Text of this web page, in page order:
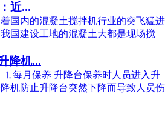
近...
国内的混凝土搅拌机行业的突飞猛进
国建设工地的混凝土大都是现场搅
降机...
⒈每月保养 升降台保养时人员进入升
机防止升降台突然下降而导致人员伤